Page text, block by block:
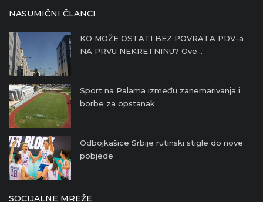
NASUMIČNI ČLANCI
KO MOŽE OSTATI BEZ POVRATA PDV-a
NA PRVU NEKRETNINU? Ove...
Sport na Palama između zanemarivanja i
borbe za opstanak
Odbojkašice Srbije rutinski stigle do nove
pobjede
SOCIJALNE MREŽE